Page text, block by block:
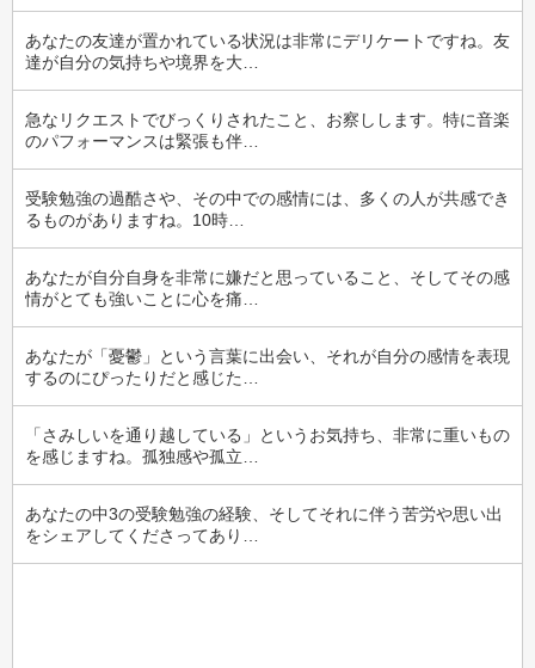
あなたの友達が置かれている状況は非常にデリケートですね。友
達が自分の気持ちや境界を大…
急なリクエストでびっくりされたこと、お察しします。特に音楽
のパフォーマンスは緊張も伴…
受験勉強の過酷さや、その中での感情には、多くの人が共感でき
るものがありますね。10時…
あなたが自分自身を非常に嫌だと思っていること、そしてその感
情がとても強いことに心を痛…
あなたが「憂鬱」という言葉に出会い、それが自分の感情を表現
するのにぴったりだと感じた…
「さみしいを通り越している」というお気持ち、非常に重いもの
を感じますね。孤独感や孤立…
あなたの中3の受験勉強の経験、そしてそれに伴う苦労や思い出
をシェアしてくださってあり…